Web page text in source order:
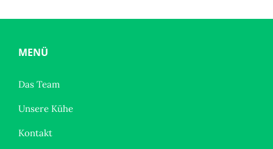
MENÜ
Das Team
Unsere Kühe
Kontakt